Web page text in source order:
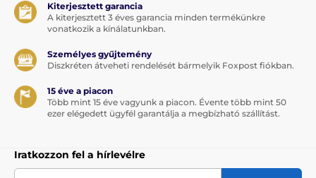
Kiterjesztett garancia
A kiterjesztett 3 éves garancia minden termékünkre
vonatkozik a kínálatunkban.
Személyes gyűjtemény
Diszkréten átveheti rendelését bármelyik Foxpost fiókban.
15 éve a piacon
Több mint 15 éve vagyunk a piacon. Évente több mint 50
ezer elégedett ügyfél garantálja a megbízható szállítást.
Iratkozzon fel a hírlevélre